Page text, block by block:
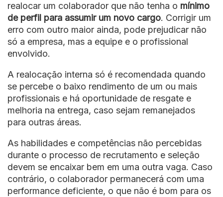
realocar um colaborador que não tenha o mínimo
de perfil para assumir um novo cargo. Corrigir um
erro com outro maior ainda, pode prejudicar não
só a empresa, mas a equipe e o profissional
envolvido.
A realocação interna só é recomendada quando
se percebe o baixo rendimento de um ou mais
profissionais e há oportunidade de resgate e
melhoria na entrega, caso sejam remanejados
para outras áreas.
As habilidades e competências não percebidas
durante o processo de recrutamento e seleção
devem se encaixar bem em uma outra vaga. Caso
contrário, o colaborador permanecerá com uma
performance deficiente, o que não é bom para os